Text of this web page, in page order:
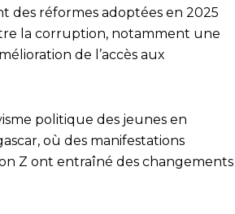
des réformes adoptées en 2025
la corruption, notamment une
de l’accès aux
politique des jeunes en
où des manifestations
Z ont entraîné des changements